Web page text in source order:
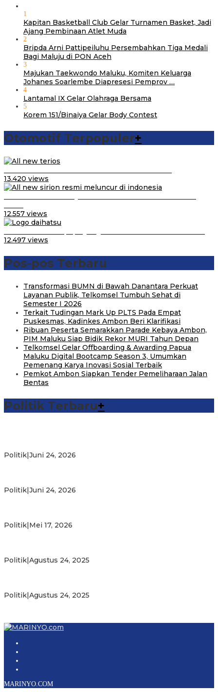
1
Kapitan Basketball Club Gelar Turnamen Basket, Jadi
Ajang Pembinaan Atlet Muda
2
Bripda Arni Pattipeiluhu Persembahkan Tiga Medali
Bagi Maluju di PON Aceh
3
Majukan Taekwondo Maluku, Komiten Keluarga
Johanes Soarlembe Diapresesi Pemprov …
4
Lantamal IX Gelar Olahraga Bersama
5
Korem 151/Binaiya Gelar Body Contest
Otomotif Terpopuler+
13.420 views
12.557 views
12.497 views
Pos-pos Terbaru
Transformasi BUMN di Bawah Danantara Perkuat
Layanan Publik, Telkomsel Tumbuh Sehat di
Semester I 2026
Terkait Tudingan Mark Up PLTS Pada Empat
Puskesmas, Kadinkes Ambon Beri Klarifikasi
Ribuan Peserta Semarakkan Parade Kebaya Ambon,
PIM Maluku Siap Bidik Rekor MURI Tahun Depan
Telkomsel Gelar Offboarding & Awarding Papua
Maluku Digital Bootcamp Season 3, Umumkan
Pemenang Karya Inovasi Sosial Terbaik
Pemkot Ambon Siapkan Tender Pemeliharaan Jalan
Bentas
Politik Terbaru+
Politik Juni 24, 2026
Politik Juni 24, 2026
Politik Mei 17, 2026
Politik Agustus 24, 2025
Politik Agustus 24, 2025
MARINYO.COM